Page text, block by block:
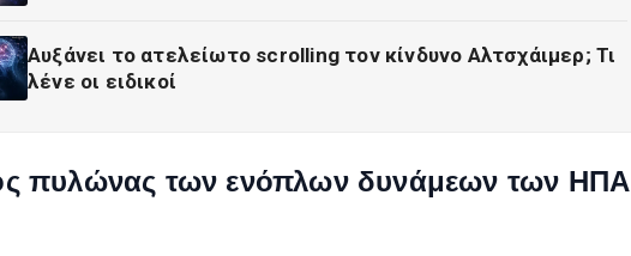
Αυξάνει το ατελείωτο scrolling τον κίνδυνο Αλτσχάιμερ; Τι
λένε οι ειδικοί
πυλώνας των ενόπλων δυνάμεων των ΗΠΑ